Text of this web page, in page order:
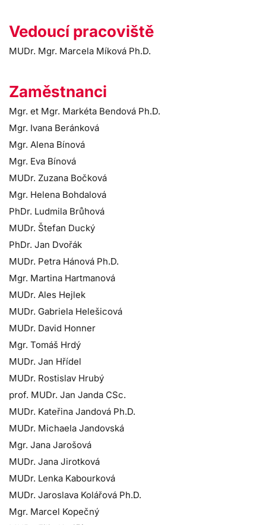
Vedoucí pracoviště
MUDr. Mgr. Marcela Míková Ph.D.
Zaměstnanci
Mgr. et Mgr. Markéta Bendová Ph.D.
Mgr. Ivana Beránková
Mgr. Alena Bínová
Mgr. Eva Bínová
MUDr. Zuzana Bočková
Mgr. Helena Bohdalová
PhDr. Ludmila Brůhová
MUDr. Štefan Ducký
PhDr. Jan Dvořák
MUDr. Petra Hánová Ph.D.
Mgr. Martina Hartmanová
MUDr. Ales Hejlek
MUDr. Gabriela Helešicová
MUDr. David Honner
Mgr. Tomáš Hrdý
MUDr. Jan Hřídel
MUDr. Rostislav Hrubý
prof. MUDr. Jan Janda CSc.
MUDr. Kateřina Jandová Ph.D.
MUDr. Michaela Jandovská
Mgr. Jana Jarošová
MUDr. Jana Jirotková
MUDr. Lenka Kabourková
MUDr. Jaroslava Kolářová Ph.D.
Mgr. Marcel Kopečný